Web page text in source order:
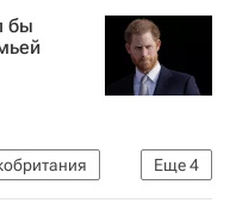
бы
Еще4
Маркл